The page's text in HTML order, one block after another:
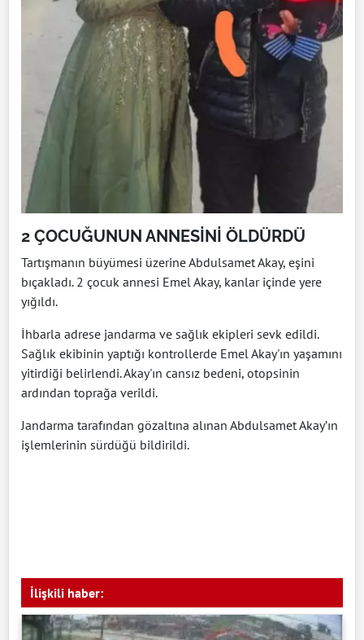
2 ÇOCUĞUNUN ANNESİNİ ÖLDÜRDÜ
Tartışmanın büyümesi üzerine Abdulsamet Akay, eşini
bıçakladı. 2 çocuk annesi Emel Akay, kanlar içinde yere
yığıldı.
İhbarla adrese jandarma ve sağlık ekipleri sevk edildi.
Sağlık ekibinin yaptığı kontrollerde Emel Akay'ın yaşamını
yitirdiği belirlendi. Akay'ın cansız bedeni, otopsinin
ardından toprağa verildi.
Jandarma tarafından gözaltına alınan Abdulsamet Akay’ın
işlemlerinin sürdüğü bildirildi.
İlişkili haber: